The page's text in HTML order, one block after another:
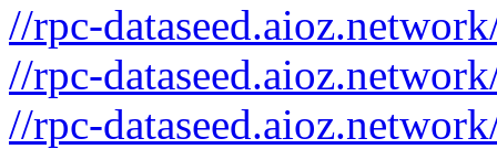
//rpc-
//rpc-
//rpc-